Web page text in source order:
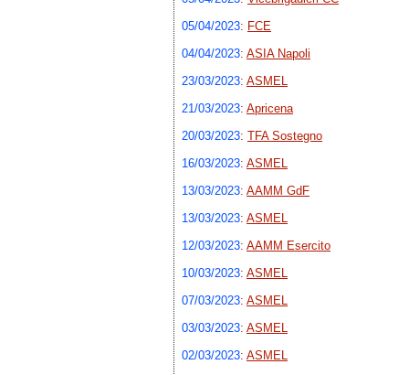
05/04/2023: FCE
04/04/2023: ASIA Napoli
23/03/2023: ASMEL
21/03/2023: Apricena
20/03/2023: TFA Sostegno
16/03/2023: ASMEL
13/03/2023: AAMM GdF
13/03/2023: ASMEL
12/03/2023: AAMM Esercito
10/03/2023: ASMEL
07/03/2023: ASMEL
03/03/2023: ASMEL
02/03/2023: ASMEL